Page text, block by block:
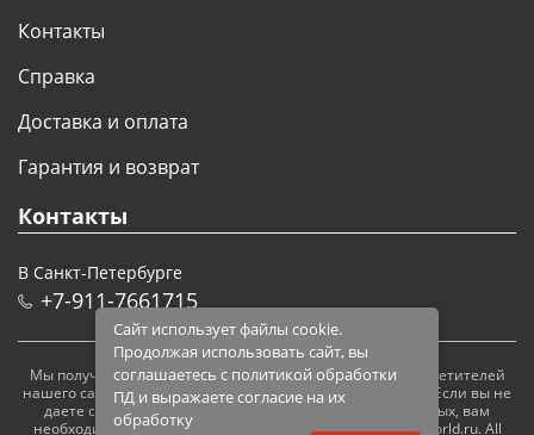
Контакты
Справка
Доставка и оплата
Гарантия и возврат
Контакты
В Санкт-Петербурге
+7-911-7661715
Мы получаем и обрабатываем персональные данные посетителей
нашего сайта в соответствии софициальной политикой
. Если вы не
даете согласия на обработку своих персональных данных, вам
необходимо покинуть наш сайт. © 2005 — 2026 modelsworld.ru. All
Сайт использует файлы cookie.
Продолжая использовать сайт, вы
соглашаетесь с политикой обработки
ПД и выражаете согласие на их
обработку